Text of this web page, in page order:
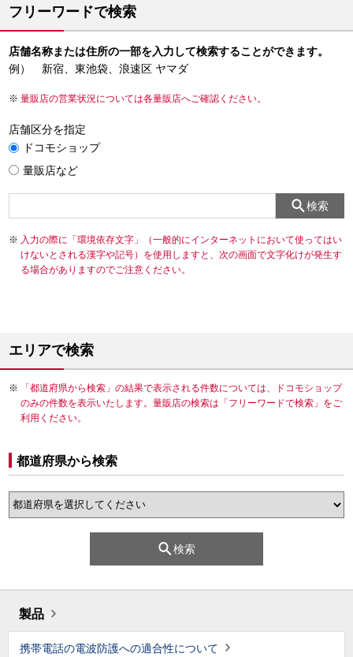
フリーワードで検索
店舗名称または住所の一部を入力して検索することができます。
例） 新宿、東池袋、浪速区 ヤマダ
量販店の営業状況については各量販店へご確認ください。
店舗区分を指定
ドコモショップ
量販店など
検索
入力の際に「環境依存文字」（一般的にインターネットにおいて使ってはい
けないとされる漢字や記号）を使用しますと、次の画面で文字化けが発生す
る場合がありますのでご注意ください。
エリアで検索
「都道府県から検索」の結果で表示される件数については、ドコモショップ
のみの件数を表示いたします。量販店の検索は「フリーワードで検索」をご
利用ください。
都道府県から検索
検索
製品
携帯電話の電波防護への適合性について